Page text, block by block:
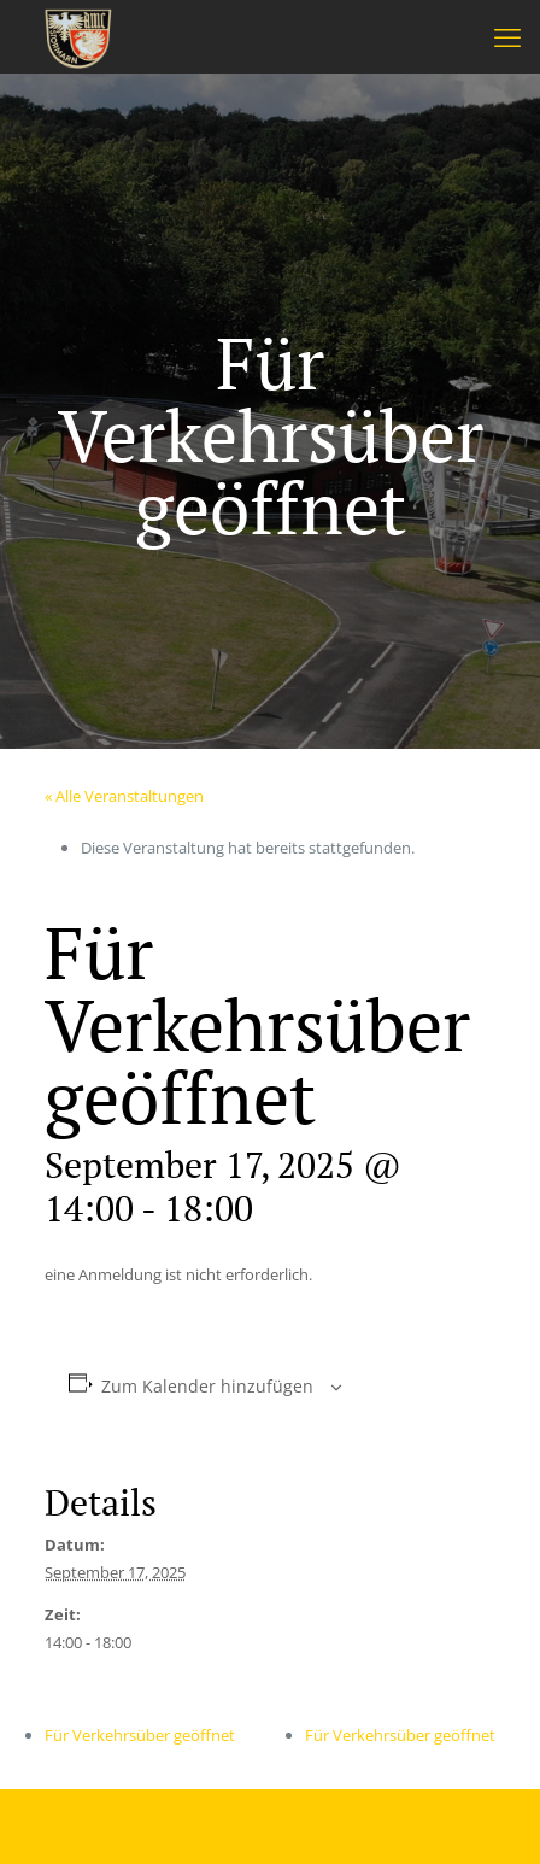
Für
Verkehrsüber
geöffnet
« Alle Veranstaltungen
Diese Veranstaltung hat bereits stattgefunden.
Für
Verkehrsüber
geöffnet
September 17, 2025 @
14:00 - 18:00
eine Anmeldung ist nicht erforderlich.
Zum Kalender hinzufügen
Details
Datum:
September 17, 2025
Zeit:
14:00 - 18:00
Für Verkehrsüber geöffnet Für Verkehrsüber geöffnet